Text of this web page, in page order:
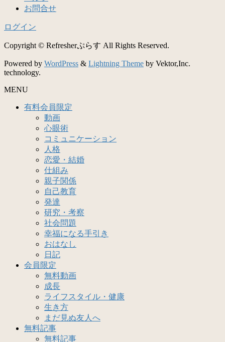
お問合せ
ログイン
Copyright © Refresherぷらす All Rights Reserved.
Powered by WordPress & Lightning Theme by Vektor,Inc.
technology.
MENU
有料会員限定
動画
心眼術
コミュニケーション
人格
恋愛・結婚
仕組み
親子関係
自己教育
発達
研究・考察
社会問題
幸福になる手引き
おはなし
日記
会員限定
無料動画
成長
ライフスタイル・健康
生き方
まだ見ぬ友人へ
無料記事
無料記事